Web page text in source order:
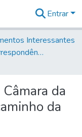
Entrar
Interessantes
Volume 20 - Correspondência interna do Governador Rodrigo Cezar de Menezes: 1721- 1728
da
da